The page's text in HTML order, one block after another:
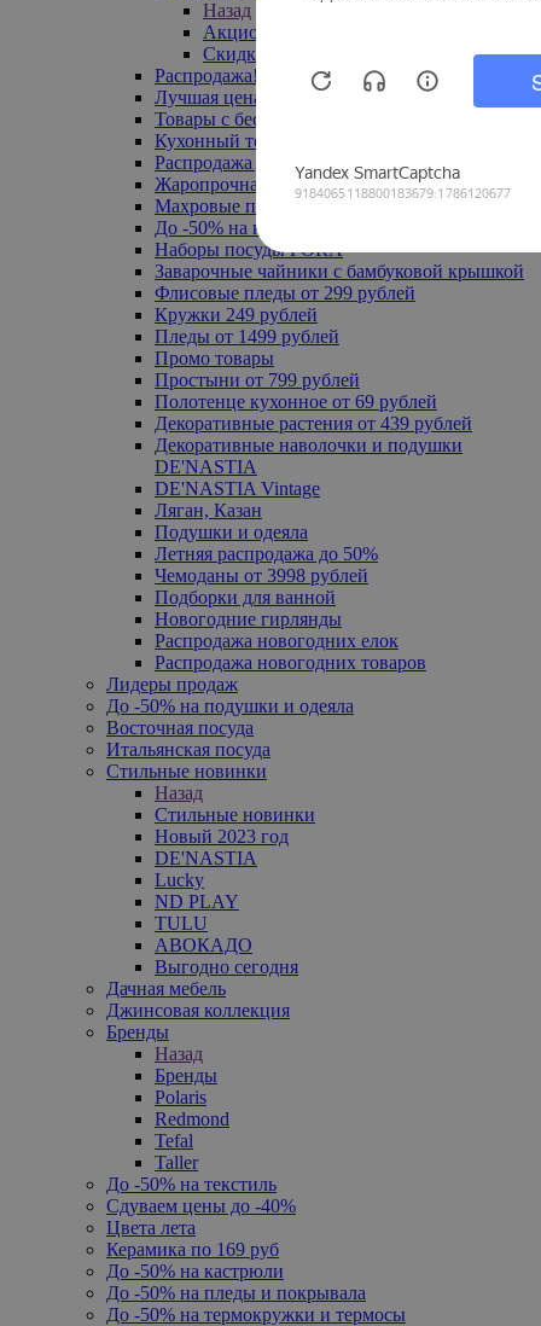
Назад
Акционные товары
Скидка 20% по промокоду
Распродажа! Ульяновск до -70%
Лучшая цена
Товары с бесплатной доставкой
Кухонный текстиль
Распродажа до -50%
Жаропрочная посуда
Махровые полотенца
До -50% на ковры
Наборы посуды FORA
Заварочные чайники с бамбуковой крышкой
Флисовые пледы от 299 рублей
Кружки 249 рублей
Пледы от 1499 рублей
Промо товары
Простыни от 799 рублей
Полотенце кухонное от 69 рублей
Декоративные растения от 439 рублей
Декоративные наволочки и подушки
DE'NASTIA
DE'NASTIA Vintage
Ляган, Казан
Подушки и одеяла
Летняя распродажа до 50%
Чемоданы от 3998 рублей
Подборки для ванной
Новогодние гирлянды
Распродажа новогодних елок
Распродажа новогодних товаров
Лидеры продаж
До -50% на подушки и одеяла
Восточная посуда
Итальянская посуда
Стильные новинки
Назад
Стильные новинки
Новый 2023 год
DE'NASTIA
Lucky
ND PLAY
TULU
АВОКАДО
Выгодно сегодня
Дачная мебель
Джинсовая коллекция
Бренды
Назад
Бренды
Polaris
Redmond
Tefal
Taller
До -50% на текстиль
Сдуваем цены до -40%
Цвета лета
Керамика по 169 руб
До -50% на кастрюли
До -50% на пледы и покрывала
До -50% на термокружки и термосы